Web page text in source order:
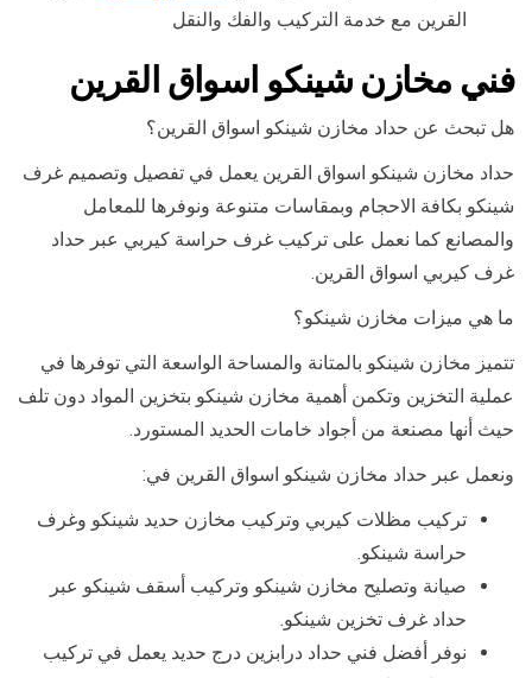
القرين مع خدمة التركيب والفك والنقل
فني مخازن شينكو اسواق القرين
هل تبحث عن حداد مخازن شينكو اسواق القرين؟
حداد مخازن شينكو اسواق القرين يعمل في تفصيل وتصميم غرف
شينكو بكافة الاحجام وبمقاسات متنوعة ونوفرها للمعامل
والمصانع كما نعمل على تركيب غرف حراسة كيربي عبر حداد
غرف كيربي اسواق القرين.
ما هي ميزات مخازن شينكو؟
تتميز مخازن شينكو بالمتانة والمساحة الواسعة التي توفرها في
عملية التخزين وتكمن أهمية مخازن شينكو بتخزين المواد دون تلف
حيث أنها مصنعة من أجواد خامات الحديد المستورد.
ونعمل عبر حداد مخازن شينكو اسواق القرين في:
تركيب مظلات كيربي وتركيب مخازن حديد شينكو وغرف
حراسة شينكو.
صيانة وتصليح مخازن شينكو وتركيب أسقف شينكو عبر
حداد غرف تخزين شينكو.
نوفر أفضل فني حداد درابزين درج حديد يعمل في تركيب